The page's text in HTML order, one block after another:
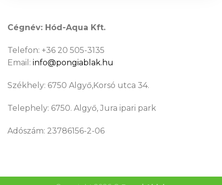
Cégnév: Hód-Aqua Kft.
Telefon: +36 20 505-3135
Email: info@pongiablak.hu
Székhely: 6750 Algyő,Korsó utca 34.
Telephely: 6750. Algyő, Jura ipari park
Adószám: 23786156-2-06